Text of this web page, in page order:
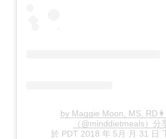
by Maggie Moon, MS,
（@minddietmeals）分
於 PDT 2018 年 5月 月 31 日